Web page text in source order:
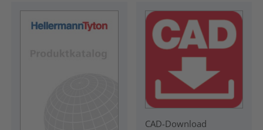
CAD-Download